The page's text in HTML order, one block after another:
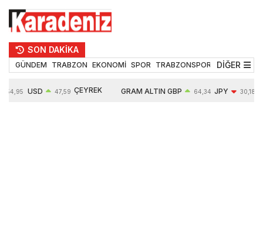
SON DAKİKA
GÜNDEM TRABZON EKONOMİ SPOR TRABZONSPOR TEKNOLOJİ
DİĞER
54,95 USD 47,59 ÇEYREK GRAM ALTIN GBP 64,34 JPY 30,18